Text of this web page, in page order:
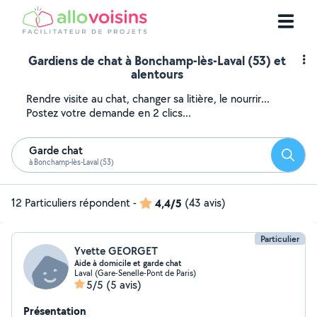
Gardiens de chat à Bonchamp-lès-Laval (53) et
alentours
Rendre visite au chat, changer sa litière, le nourrir...
Postez votre demande en 2 clics...
Garde chat
à Bonchamp-lès-Laval (53)
12 Particuliers répondent- 4,4/5 (43 avis)
Particulier
Yvette GEORGET
Aide à domicile et garde chat
Laval (Gare-Senelle-Pont de Paris)
5/5 (5 avis)
Présentation